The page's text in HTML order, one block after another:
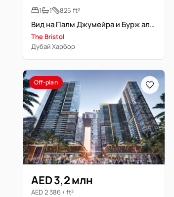
1
1 825 ft²
Вид на Палм Джумейра и Бурж аль-Араб | Верхние этажи | Брендовый
The Bristol
Дубай Харбор
Off-plan
AED 3,2 млн
AED 2 386 / ft²